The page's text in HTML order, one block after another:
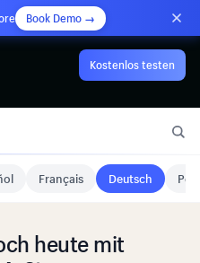
Book Demo →
Kostenlos testen
Français Deutsch
heute mit